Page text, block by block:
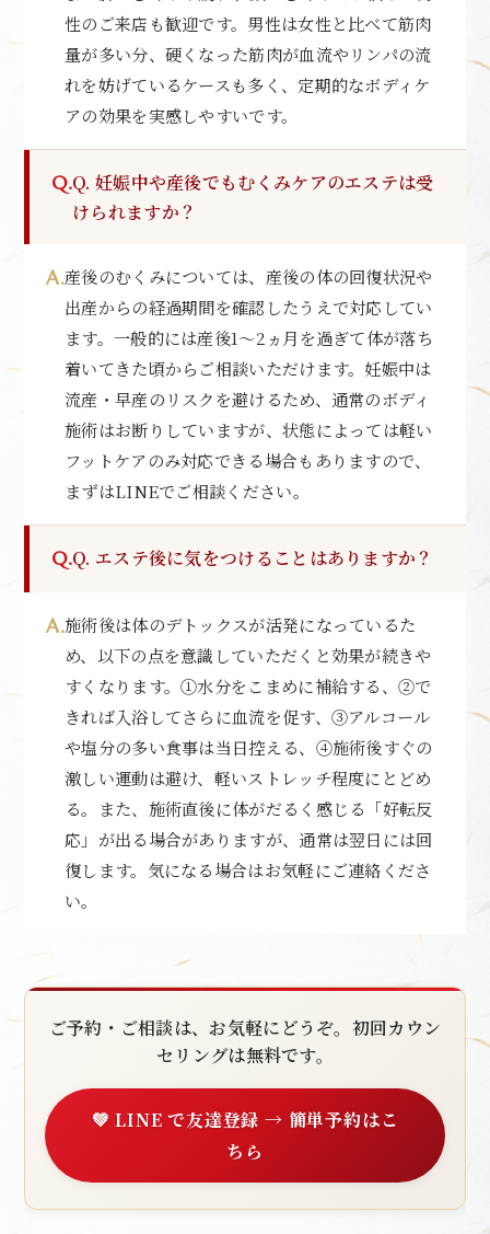
性のご来店も歓迎です。男性は女性と比べて筋肉
量が多い分、硬くなった筋肉が血流やリンパの流
れを妨げているケースも多く、定期的なボディケ
アの効果を実感しやすいです。
Q. 妊娠中や産後でもむくみケアのエステは受
けられますか？
産後のむくみについては、産後の体の回復状況や
出産からの経過期間を確認したうえで対応してい
ます。一般的には産後1〜2ヵ月を過ぎて体が落ち
着いてきた頃からご相談いただけます。妊娠中は
流産・早産のリスクを避けるため、通常のボディ
施術はお断りしていますが、状態によっては軽い
フットケアのみ対応できる場合もありますので、
まずはLINEでご相談ください。
Q. エステ後に気をつけることはありますか？
施術後は体のデトックスが活発になっているた
め、以下の点を意識していただくと効果が続きや
すくなります。①水分をこまめに補給する、②で
きれば入浴してさらに血流を促す、③アルコール
や塩分の多い食事は当日控える、④施術後すぐの
激しい運動は避け、軽いストレッチ程度にとどめ
る。また、施術直後に体がだるく感じる「好転反
応」が出る場合がありますが、通常は翌日には回
復します。気になる場合はお気軽にご連絡くださ
い。
ご予約・ご相談は、お気軽にどうぞ。初回カウン
セリングは無料です。
💚 LINE で友達登録 → 簡単予約はこ
ちら